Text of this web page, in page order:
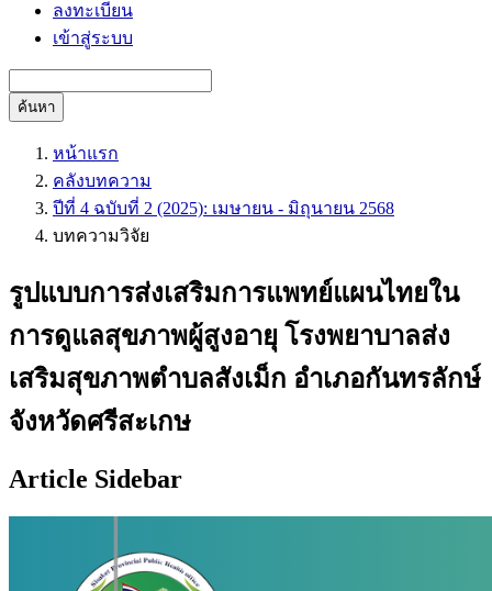
ลงทะเบียน
เข้าสู่ระบบ
ค้นหา
หน้าแรก
คลังบทความ
ปีที่ 4 ฉบับที่ 2 (2025): เมษายน - มิถุนายน 2568
บทความวิจัย
รูปแบบการส่งเสริมการแพทย์แผนไทยใน
การดูแลสุขภาพผู้สูงอายุ โรงพยาบาลส่ง
เสริมสุขภาพตำบลสังเม็ก อำเภอกันทรลักษ์
จังหวัดศรีสะเกษ
Article Sidebar